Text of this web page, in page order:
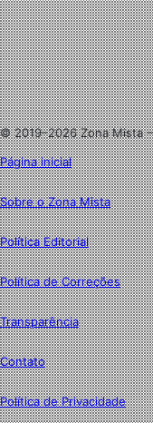
© 2019–2026 Zona Mista
Página inicial
Sobre o Zona Mista
Política Editorial
Política de Correções
Transparência
Contato
Política de Privacidade